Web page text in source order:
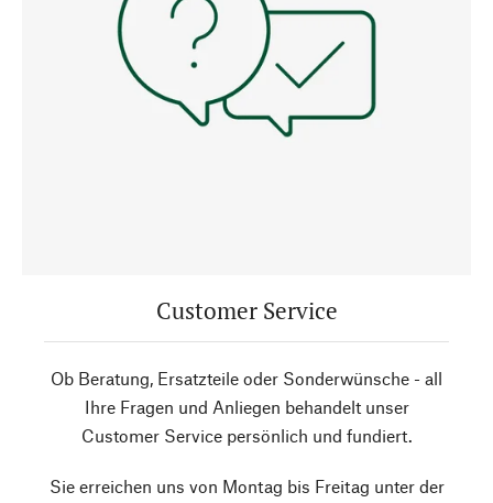
Customer Service
Ob Beratung, Ersatzteile oder Sonderwünsche - all
Ihre Fragen und Anliegen behandelt unser
Customer Service persönlich und fundiert.
Sie erreichen uns von Montag bis Freitag unter der